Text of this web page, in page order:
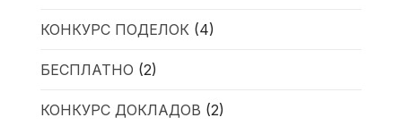
КОНКУРС ПОДЕЛОК(4)
БЕСПЛАТНО (2)
КОНКУРС ДОКЛАДОВ (2)